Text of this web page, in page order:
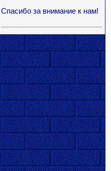
Спасибо за внимание к нам!